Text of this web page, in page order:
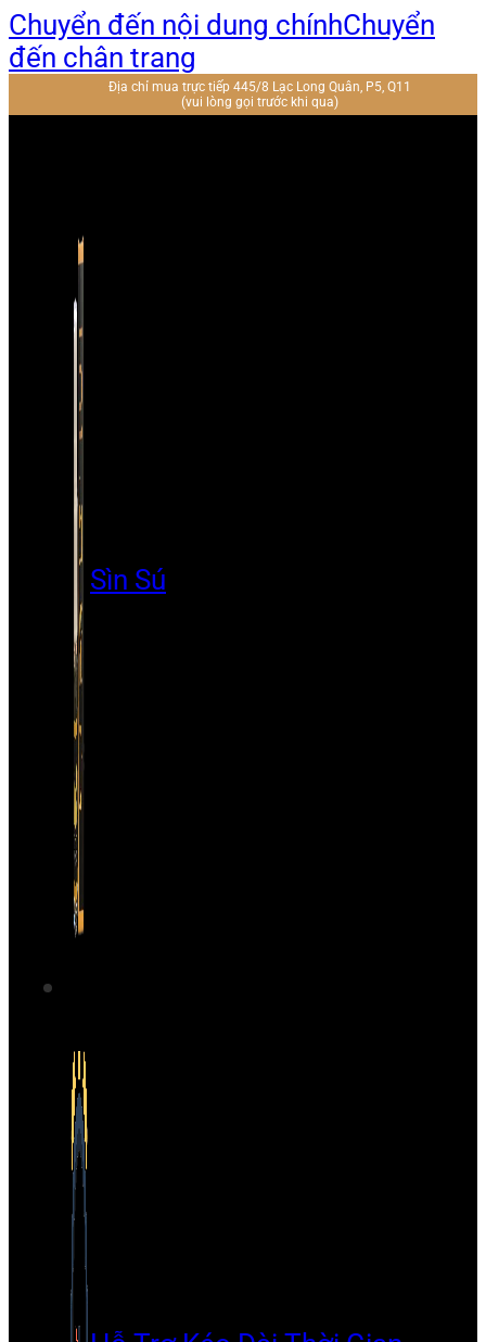
Chuyển đến nội dung chínhChuyển
đến chân trang
Địa chỉ mua trực tiếp 445/8 Lạc Long Quân, P5, Q11
(vui lòng gọi trước khi qua)
Sìn Sú